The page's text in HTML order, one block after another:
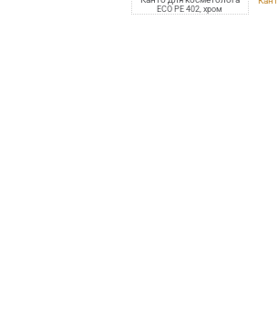
ECO PE 402, хром